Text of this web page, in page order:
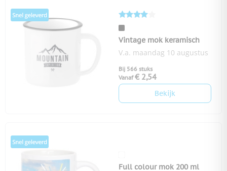
Vintage mok keramisch
V.a. maandag 10 augustus
Bij 566 stuks
Vanaf € 2,54
Bekijk
Full colour mok 200 ml